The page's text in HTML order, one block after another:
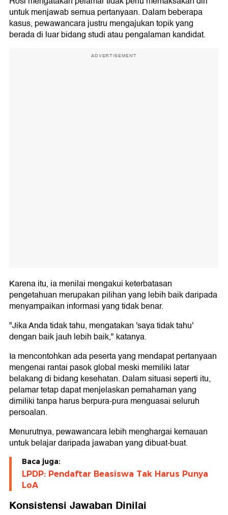
untuk menjawab semua pertanyaan. Dalam beberapa
kasus, pewawancara justru mengajukan topik yang
berada di luar bidang studi atau pengalaman kandidat.
ADVERTISEMENT
Karena itu, ia menilai mengakui keterbatasan
pengetahuan merupakan pilihan yang lebih baik daripada
menyampaikan informasi yang tidak benar.
"Jika Anda tidak tahu, mengatakan 'saya tidak tahu'
dengan baik jauh lebih baik," katanya.
Ia mencontohkan ada peserta yang mendapat pertanyaan
mengenai rantai pasok global meski memiliki latar
belakang di bidang kesehatan. Dalam situasi seperti itu,
pelamar tetap dapat menjelaskan pemahaman yang
dimiliki tanpa harus berpura-pura menguasai seluruh
persoalan.
Menurutnya, pewawancara lebih menghargai kemauan
untuk belajar daripada jawaban yang dibuat-buat.
Baca juga:
LPDP: Pendaftar Beasiswa Tak Harus Punya
LoA
Konsistensi Jawaban Dinilai